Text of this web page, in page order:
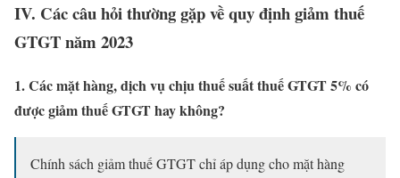
IV. Các câu hỏi thường gặp về quy định giảm thuế
GTGT năm 2023
1. Các mặt hàng, dịch vụ chịu thuế suất thuế GTGT 5% có
được giảm thuế GTGT hay không?
Chính sách giảm thuế GTGT chỉ áp dụng cho mặt hàng